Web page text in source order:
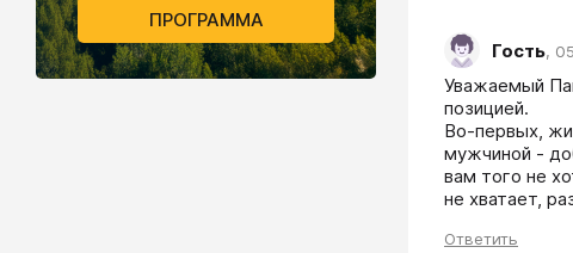
Гость,
Уважаемый
позицией.
Во-первых,
мужчиной -
вам того не
не хватает,
Ответить
ПРОГРАММА